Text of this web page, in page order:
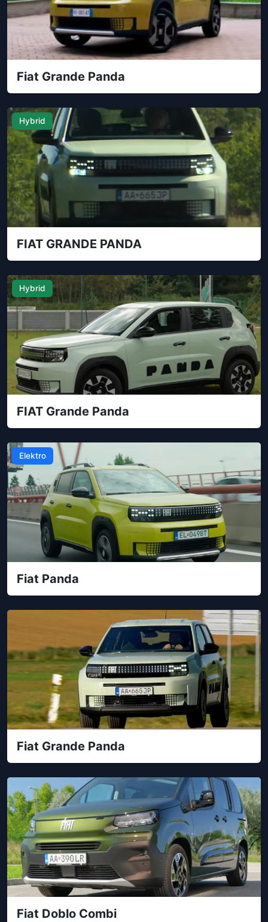
Fiat Grande Panda
Hybrid
FIAT GRANDE PANDA
Hybrid
FIAT Grande Panda
Elektro
Fiat Panda
Fiat Grande Panda
Fiat Doblo Combi